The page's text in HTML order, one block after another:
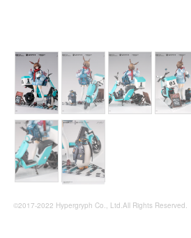
©2017-2022 Hypergryph Co., Ltd.All Rights Reserved.